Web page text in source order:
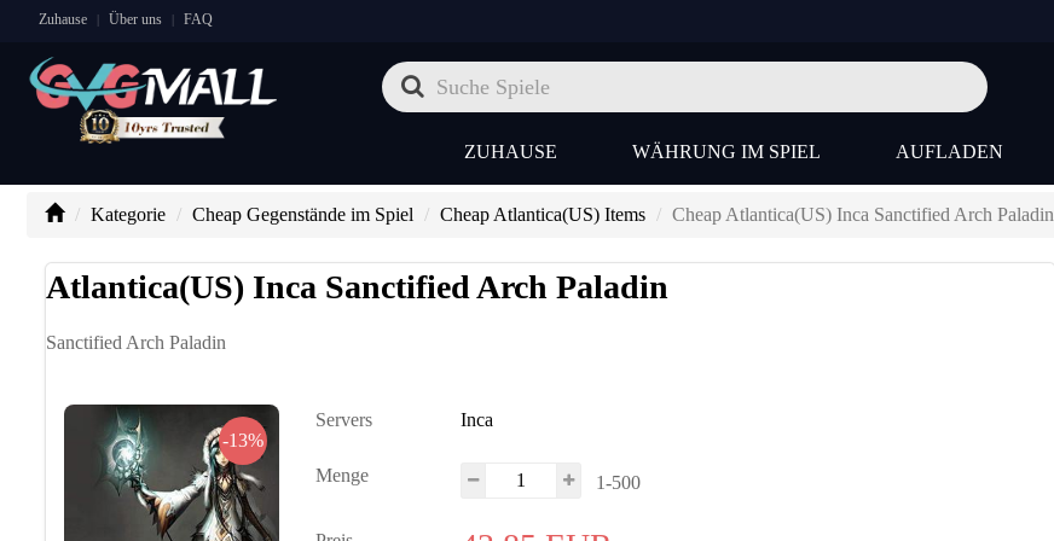
Zuhause | Über uns | FAQ
ZUHAUSE WÄHRUNG IM SPIEL AUFLADEN
Kategorie Cheap Gegenstände im Spiel Cheap Atlantica(US) Items Cheap Atlantica(US) Inca Sanctified Arch Paladin
Atlantica(US) Inca Sanctified Arch Paladin
Sanctified Arch Paladin
-13%
Servers Inca
Menge 1-500